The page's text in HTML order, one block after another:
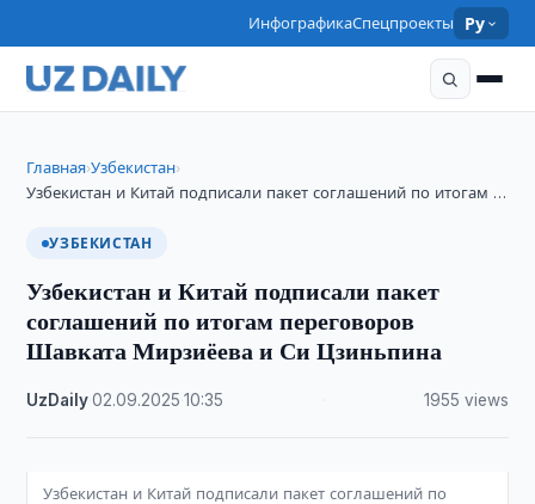
ИнфографикаСпецпроекты Ру
Главная›Узбекистан›
Узбекистан и Китай подписали пакет соглашений по итогам …
УЗБЕКИСТАН
Узбекистан и Китай подписали пакет
соглашений по итогам переговоров
Шавката Мирзиёева и Си Цзиньпина
UzDaily·02.09.2025 ·10:35 1955 views
Узбекистан и Китай подписали пакет соглашений по